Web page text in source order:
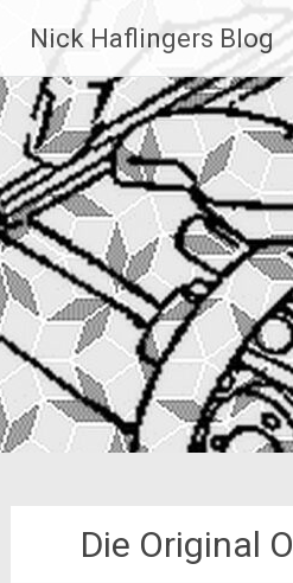
Inhalt
springen
Nick Haflingers Blog
Die Original